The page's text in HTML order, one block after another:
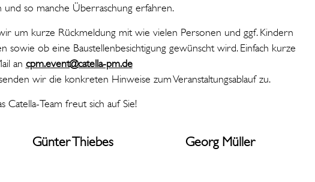
und so manche Überraschung erfahren.
um kurze Rückmeldung mit wie vielen Personen und ggf. Kindern
ob eine Baustellenbesichtigung gewünscht wird. Einfach kurze
an cpm.event@catella-pm.de
wir die konkreten Hinweise zum Veranstaltungsablauf zu.
Catella-Team freut sich auf Sie!
Thiebes Georg Müller